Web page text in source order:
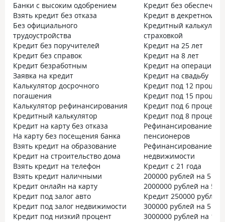
Банки с высоким одобрением
Взять кредит без отказа
Без официального
трудоустройства
Кредит без поручителей
Кредит без справок
Кредит безработным
Заявка на кредит
Калькулятор досрочного
погашения
Калькулятор рефинансирования
Кредитный калькулятор
Кредит на карту без отказа
На карту без посещения банка
Взять кредит на образование
Кредит на строительство дома
Взять кредит на телефон
Взять кредит наличными
Кредит онлайн на карту
Кредит под залог авто
Кредит под залог недвижимости
Кредит под низкий процент
Кредит без
Кредит в декретном
Кредитный
страховкой
Кредит на 25 лет
Кредит на 8 лет
Кредит на операцию
Кредит на свадьбу
Кредит под 12
Кредит под 15
Кредит под 6
Кредит под 8
Рефинансирование
пенсионеров
Рефинансирование
недвижимости
Кредит с 21 года
200000 рублей на 5 лет
2000000 рублей на 5
Кредит 250000 рублей
300000 рублей на 5 лет
3000000 рублей на 10